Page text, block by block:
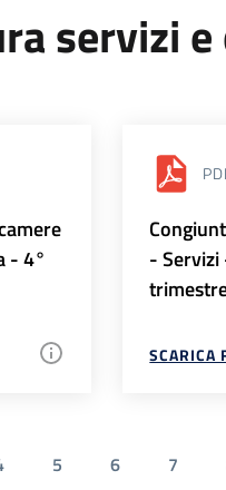
servizi
- 4°
- Servizi
SCARICA
5 6 7